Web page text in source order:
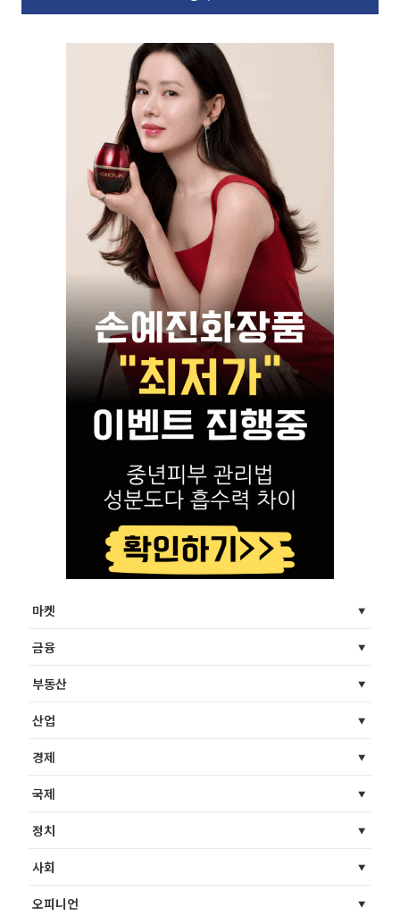
마켓
금융
부동산
산업
경제
국제
정치
사회
오피니언